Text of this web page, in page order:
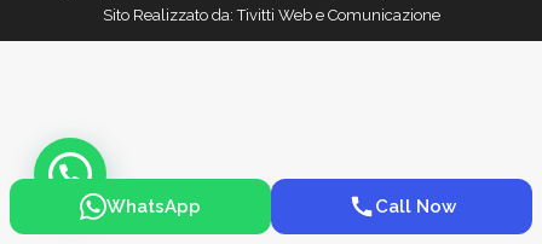
Sito Realizzato da:Tivitti Web e Comunicazione
WhatsApp Call Now